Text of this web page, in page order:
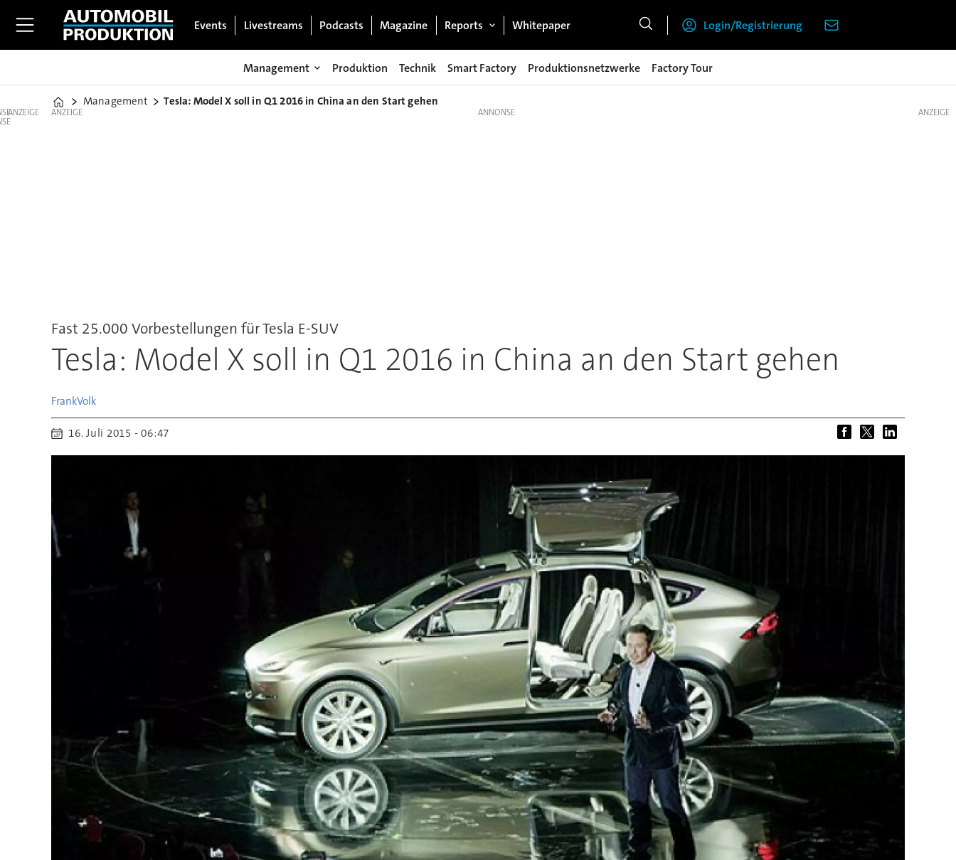
Events Livestreams Podcasts Magazine Reports Whitepaper Login/Registrierung
Management Produktion Technik Smart Factory Produktionsnetzwerke Factory Tour
Home
Management Tesla: Model X soll in Q1 2016 in China an den Start gehen
ANZEIGE ANZEIGE
Fast 25.000 Vorbestellungen für Tesla E-SUV
Tesla: Model X soll in Q1 2016 in China an den Start gehen
FrankVolk
16. Juli 2015 - 06:47
ANZEIGE